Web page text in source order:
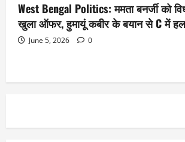
West Bengal Politics: ममता बनर्जी को
खुला ऑफर, हुमायूं कबीर के बयान से C में
June 5, 2026 0